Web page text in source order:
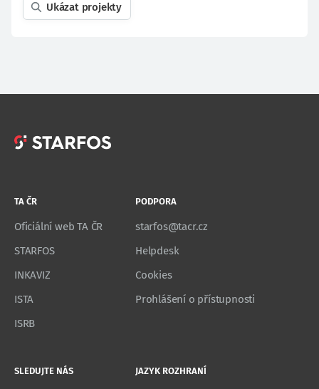
Ukázat projekty
TA ČR
Oficiální web TA ČR
STARFOS
INKAVIZ
ISTA
ISRB
PODPORA
starfos@tacr.cz
Helpdesk
Cookies
Prohlášení o přístupnosti
SLEDUJTE NÁS JAZYK ROZHRANÍ